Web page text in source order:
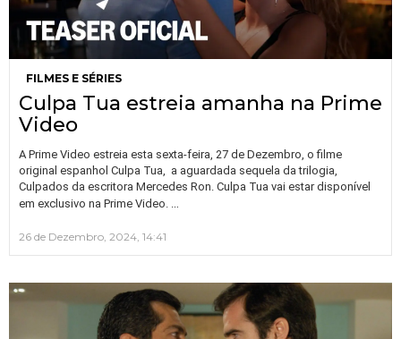
FILMES E SÉRIES
Culpa Tua estreia amanha na Prime
Video
A Prime Video estreia esta sexta-feira, 27 de Dezembro, o filme
original espanhol Culpa Tua, a aguardada sequela da trilogia,
Culpados da escritora Mercedes Ron. Culpa Tua vai estar disponível
em exclusivo na Prime Video. …
26 de Dezembro, 2024, 14:41